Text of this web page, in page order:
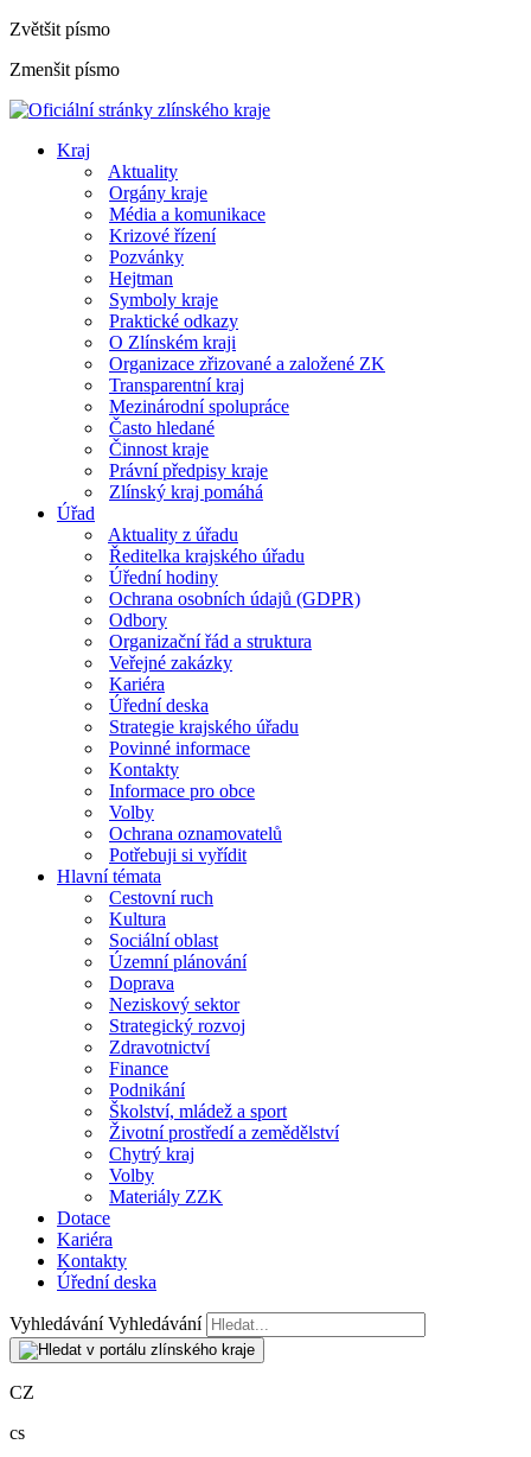
Zvětšit písmo
Zmenšit písmo
Kraj
Aktuality
Orgány kraje
Média a komunikace
Krizové řízení
Pozvánky
Hejtman
Symboly kraje
Praktické odkazy
O Zlínském kraji
Organizace zřizované a založené ZK
Transparentní kraj
Mezinárodní spolupráce
Často hledané
Činnost kraje
Právní předpisy kraje
Zlínský kraj pomáhá
Úřad
Aktuality z úřadu
Ředitelka krajského úřadu
Úřední hodiny
Ochrana osobních údajů (GDPR)
Odbory
Organizační řád a struktura
Veřejné zakázky
Kariéra
Úřední deska
Strategie krajského úřadu
Povinné informace
Kontakty
Informace pro obce
Volby
Ochrana oznamovatelů
Potřebuji si vyřídit
Hlavní témata
Cestovní ruch
Kultura
Sociální oblast
Územní plánování
Doprava
Neziskový sektor
Strategický rozvoj
Zdravotnictví
Finance
Podnikání
Školství, mládež a sport
Životní prostředí a zemědělství
Chytrý kraj
Volby
Materiály ZZK
Dotace
Kariéra
Kontakty
Úřední deska
Vyhledávání Vyhledávání
CZ
cs